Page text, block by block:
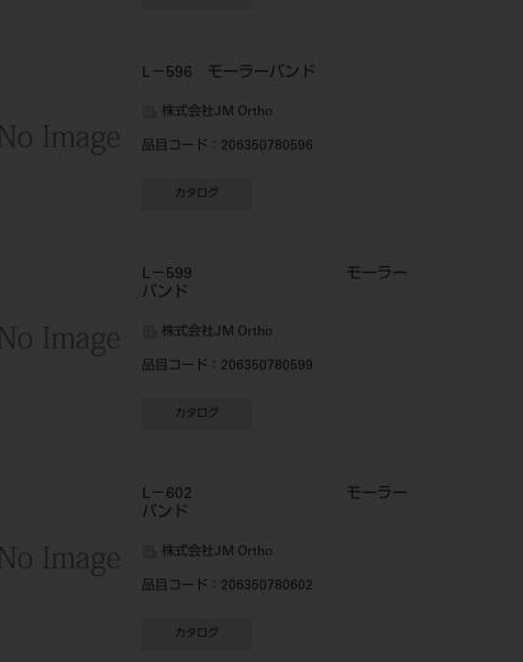
L－596 モーラーバンド
株式会社JM Ortho
品目コード ：206350780596
カタログ
L－599 モーラー
バンド
株式会社JM Ortho
品目コード ：206350780599
カタログ
L－602 モーラー
バンド
株式会社JM Ortho
品目コード ：206350780602
カタログ